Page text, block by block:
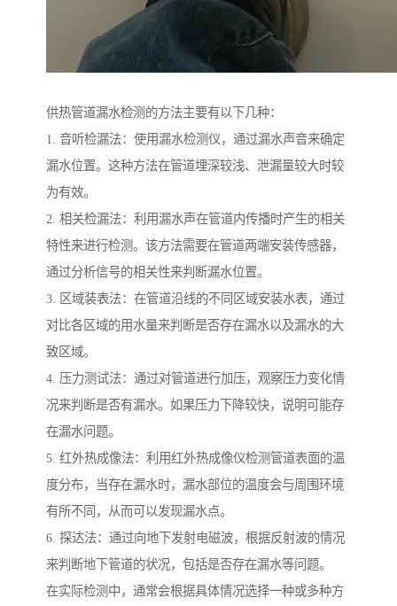
供热管道漏水检测的方法主要有以下几种：
1. 音听检漏法：使用漏水检测仪，通过漏水声音来确定
漏水位置。这种方法在管道埋深较浅、泄漏量较大时较
为有效。
2. 相关检漏法：利用漏水声在管道内传播时产生的相关
特性来进行检测。该方法需要在管道两端安装传感器，
通过分析信号的相关性来判断漏水位置。
3. 区域装表法：在管道沿线的不同区域安装水表，通过
对比各区域的用水量来判断是否存在漏水以及漏水的大
致区域。
4. 压力测试法：通过对管道进行加压，观察压力变化情
况来判断是否有漏水。如果压力下降较快，说明可能存
在漏水问题。
5. 红外热成像法：利用红外热成像仪检测管道表面的温
度分布，当存在漏水时，漏水部位的温度会与周围环境
有所不同，从而可以发现漏水点。
6. 探达法：通过向地下发射电磁波，根据反射波的情况
来判断地下管道的状况，包括是否存在漏水等问题。
在实际检测中，通常会根据具体情况选择一种或多种方